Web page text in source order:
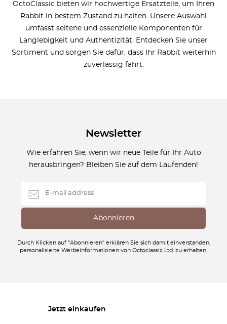
OctoClassic bieten wir hochwertige Ersatzteile, um Ihren
Rabbit in bestem Zustand zu halten. Unsere Auswahl
umfasst seltene und essenzielle Komponenten für
Langlebigkeit und Authentizität. Entdecken Sie unser
Sortiment und sorgen Sie dafür, dass Ihr Rabbit weiterhin
zuverlässig fährt.
Newsletter
Wie erfahren Sie, wenn wir neue Teile für Ihr Auto
herausbringen? Bleiben Sie auf dem Laufenden!
Durch Klicken auf "Abonnieren" erklären Sie sich damit einverstanden,
personalisierte Werbeinformationen von Octoclassic Ltd. zu erhalten.
Jetzt einkaufen